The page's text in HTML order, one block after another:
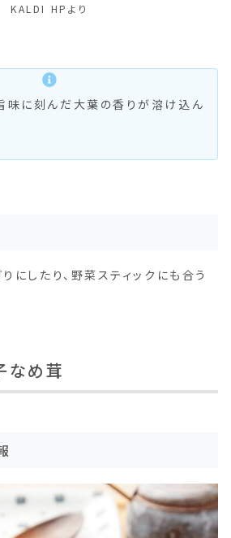
KALDI HPより
味に刻んだ大葉の香りが溶け込ん
にしたり、野菜スティックにも合う
め茸